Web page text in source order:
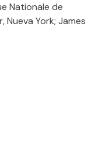
Nationale de
Nueva York; James